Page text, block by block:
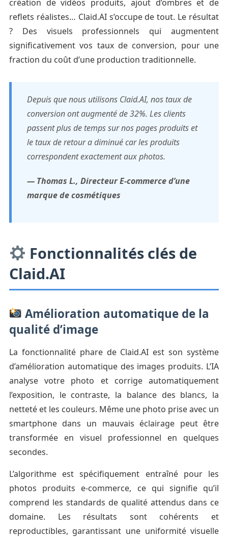
création de vidéos produits, ajout d’ombres et de
reflets réalistes… Claid.AI s’occupe de tout. Le résultat
? Des visuels professionnels qui augmentent
significativement vos taux de conversion, pour une
fraction du coût d’une production traditionnelle.
Depuis que nous utilisons Claid.AI, nos taux de
conversion ont augmenté de 32%. Les clients
passent plus de temps sur nos pages produits et
le taux de retour a diminué car les produits
correspondent exactement aux photos.
— Thomas L., Directeur E-commerce d’une
marque de cosmétiques
Fonctionnalités clés de
Claid.AI
Amélioration automatique de la
qualité d’image
La fonctionnalité phare de Claid.AI est son système
d’amélioration automatique des images produits. L’IA
analyse votre photo et corrige automatiquement
l’exposition, le contraste, la balance des blancs, la
netteté et les couleurs. Même une photo prise avec un
smartphone dans un mauvais éclairage peut être
transformée en visuel professionnel en quelques
secondes.
L’algorithme est spécifiquement entraîné pour les
photos produits e-commerce, ce qui signifie qu’il
comprend les standards de qualité attendus dans ce
domaine. Les résultats sont cohérents et
reproductibles, garantissant une uniformité visuelle